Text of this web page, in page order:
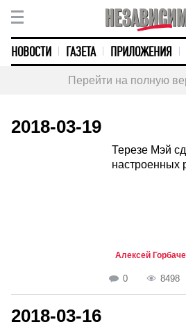
НОВОСТИ ГАЗЕТА ПРИЛОЖЕНИЯ
Перейти на полную
2018-03-19
Терезе Мэй
настроенных
Алексей
0 8498
2018-03-16